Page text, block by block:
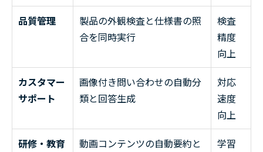
品質管理
製品の外観検査と仕様書の照
合を同時実行
検査
精度
向上
カスタマー
サポート
画像付き問い合わせの自動分
類と回答生成
対応
速度
向上
研修・教育
動画コンテンツの自動要約と
学習